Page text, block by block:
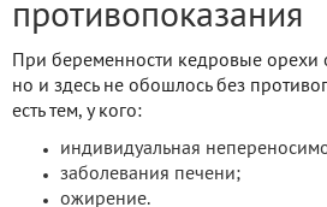
противопоказания
При беременности кедровые орехи
но и здесь не обошлось без
есть тем, у кого:
индивидуальная
заболевания печени;
ожирение.